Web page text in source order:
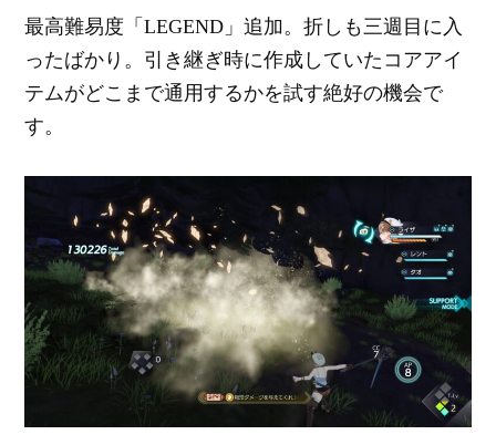
最高難易度「LEGEND」追加。折しも三週目に入
ったばかり。引き継ぎ時に作成していたコアアイ
テムがどこまで通用するかを試す絶好の機会で
す。